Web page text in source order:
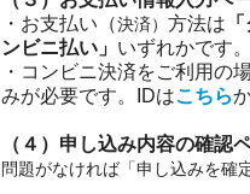
・ お支払い（決済） 方法は
ンビニ払い」 いずれかです。
・コンビニ決済をご利用の
みが必要です。IDはこちら
（４）申し込み内容の確認
問題がなければ「申し込みを確